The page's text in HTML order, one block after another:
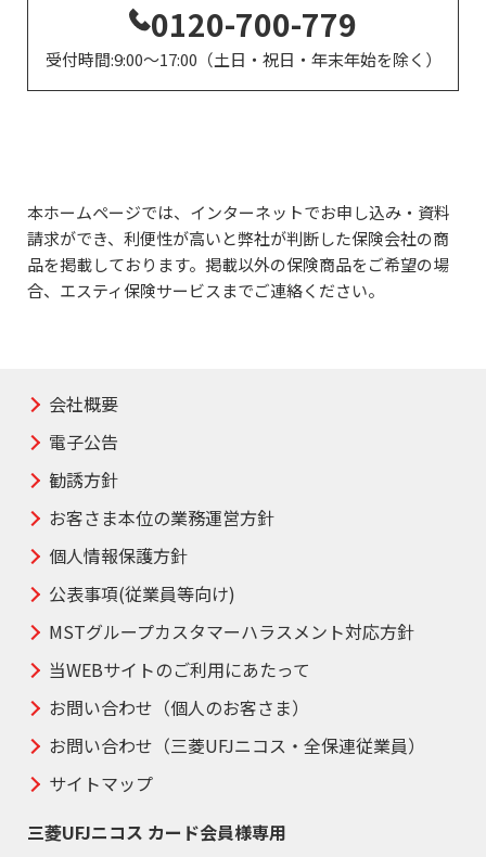
0120-700-779
受付時間:9:00～17:00（土日・祝日・年末年始を除く）
本ホームページでは、インターネットでお申し込み・資料
請求ができ、利便性が高いと弊社が判断した保険会社の商
品を掲載しております。掲載以外の保険商品をご希望の場
合、エスティ保険サービスまでご連絡ください。
会社概要
電子公告
勧誘方針
お客さま本位の業務運営方針
個人情報保護方針
公表事項(従業員等向け)
MSTグループカスタマーハラスメント対応方針
当WEBサイトのご利用にあたって
お問い合わせ（個人のお客さま）
お問い合わせ（三菱UFJニコス・全保連従業員）
サイトマップ
三菱UFJニコス カード会員様専用